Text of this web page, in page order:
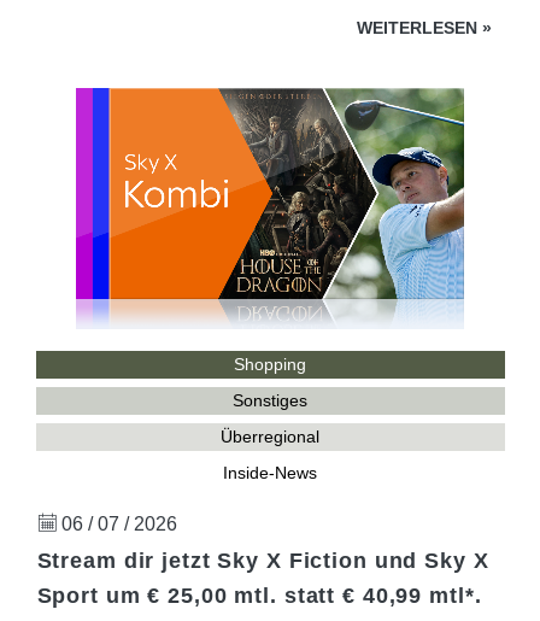
WEITERLESEN »
Shopping
Sonstiges
Überregional
Inside-News
06 / 07 / 2026
Stream dir jetzt Sky X Fiction und Sky X
Sport um € 25,00 mtl. statt € 40,99 mtl*.